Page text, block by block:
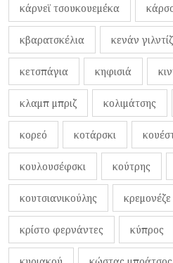
κάρνεϊ τσουκουεμέκα
κβαρατσκέλια κενάν γιλντίζ
κετσπάγια κηφισιά
κλαμπ μπριζ κολιμάτσης
κορεό κοτάρσκι
κουλουσέφσκι κούτρης
κουτσιανικούλης κρεμονέζε
κρίστο φερνάντες κύπρος